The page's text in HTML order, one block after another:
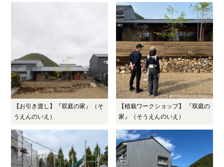
【お引き渡し】『双庭の家』（そ
うえんのいえ）
【植栽ワークショップ】 『双庭の
家』（そうえんのいえ）